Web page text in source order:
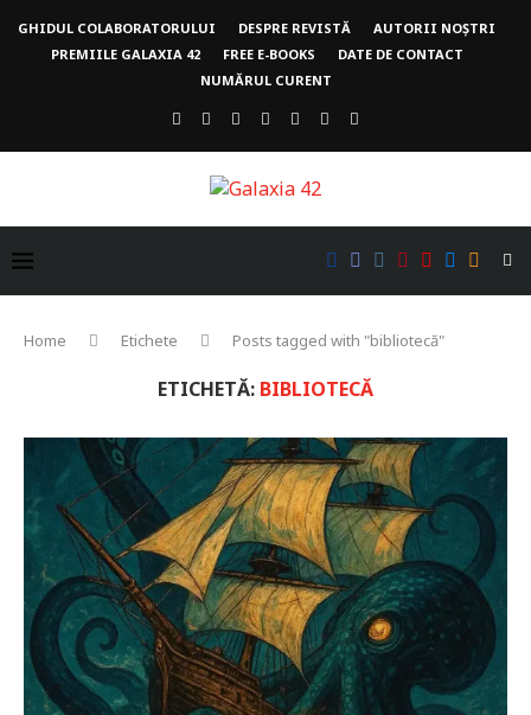
GHIDUL COLABORATORULUI DESPRE REVISTĂ
AUTORII NOȘTRI
PREMIILE GALAXIA 42
FREE E-BOOKS
DATE DE CONTACT
NUMĂRUL CURENT
Home Etichete Posts tagged with "bibliotecă"
ETICHETĂ: BIBLIOTECĂ